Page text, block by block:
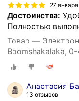
27
Достоинства:
Полностью
Товар —
Boomshakalaka,
Анастасия
13 отзывов